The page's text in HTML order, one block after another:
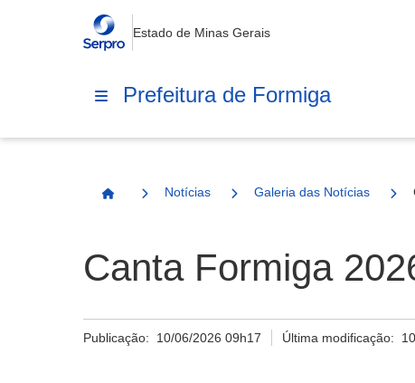
Estado de Minas Gerais
Prefeitura de Formiga
Página Inicial
Notícias Galeria das Notícias
Canta Formiga
Publicação: 10/06/2026 09h17 Última modificação: